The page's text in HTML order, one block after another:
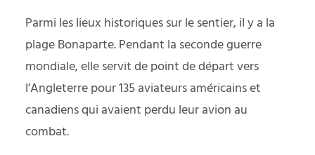
Parmi les lieux historiques sur le sentier, il y a la
plage Bonaparte. Pendant la seconde guerre
mondiale, elle servit de point de départ vers
l’Angleterre pour 135 aviateurs américains et
canadiens qui avaient perdu leur avion au
combat.